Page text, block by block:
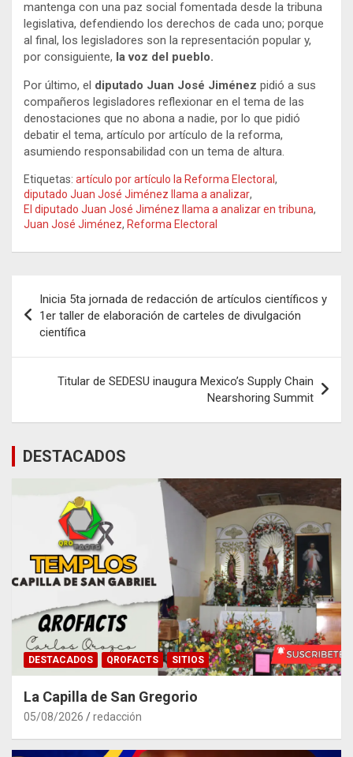
mantenga con una paz social fomentada desde la tribuna
legislativa, defendiendo los derechos de cada uno; porque
al final, los legisladores son la representación popular y,
por consiguiente, la voz del pueblo.
Por último, el diputado Juan José Jiménez pidió a sus
compañeros legisladores reflexionar en el tema de las
denostaciones que no abona a nadie, por lo que pidió
debatir el tema, artículo por artículo de la reforma,
asumiendo responsabilidad con un tema de altura.
Etiquetas: artículo por artículo la Reforma Electoral,
diputado Juan José Jiménez llama a analizar,
El diputado Juan José Jiménez llama a analizar en tribuna,
Juan José Jiménez, Reforma Electoral
de
entradas
Inicia 5ta jornada de redacción de artículos científicos y
1er taller de elaboración de carteles de divulgación
científica
Titular de SEDESU inaugura Mexico’s Supply Chain
Nearshoring Summit
DESTACADOS
DESTACADOS QROFACTS SITIOS
La Capilla de San Gregorio
05/08/2026 redacción